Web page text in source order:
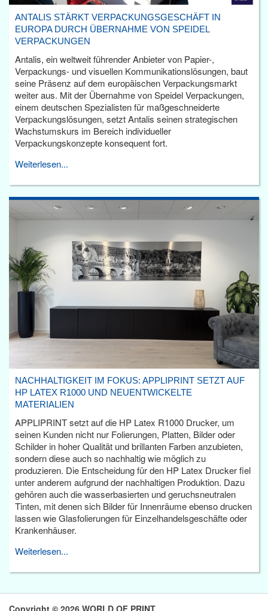
ANTALIS STÄRKT VERPACKUNGSGESCHÄFT IN
EUROPA DURCH ÜBERNAHME VON SPEIDEL
VERPACKUNGEN
Antalis, ein weltweit führender Anbieter von Papier-,
Verpackungs- und visuellen Kommunikationslösungen, baut
seine Präsenz auf dem europäischen Verpackungsmarkt
weiter aus. Mit der Übernahme von Speidel Verpackungen,
einem deutschen Spezialisten für maßgeschneiderte
Verpackungslösungen, setzt Antalis seinen strategischen
Wachstumskurs im Bereich individueller
Verpackungskonzepte konsequent fort.
Weiterlesen...
NACHHALTIGKEIT IM FOKUS: APPLIPRINT SETZT AUF
HP LATEX R1000 UND NEUENTWICKELTE
MATERIALIEN
APPLIPRINT setzt auf die HP Latex R1000 Drucker, um
seinen Kunden nicht nur Folierungen, Platten, Bilder oder
Schilder in hoher Qualität und brillanten Farben anzubieten,
sondern diese auch so nachhaltig wie möglich zu
produzieren. Die Entscheidung für den HP Latex Drucker fiel
unter anderem aufgrund der nachhaltigen Produktion. Dazu
gehören auch die wasserbasierten und geruchsneutralen
Tinten, mit denen sich Bilder für Innenräume ebenso drucken
lassen wie Glasfolierungen für Einzelhandelsgeschäfte oder
Krankenhäuser.
Weiterlesen...